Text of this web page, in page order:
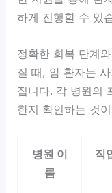
하게 진행할 수 있
정확한 회복 단계
질 때, 암 환자는
집니다. 각 병원의
한지 확인하는 것
병원 이
름
직